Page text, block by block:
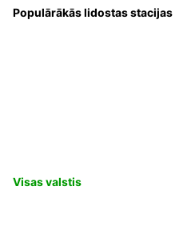
Populārākās lidostas stacijas
Visas valstis